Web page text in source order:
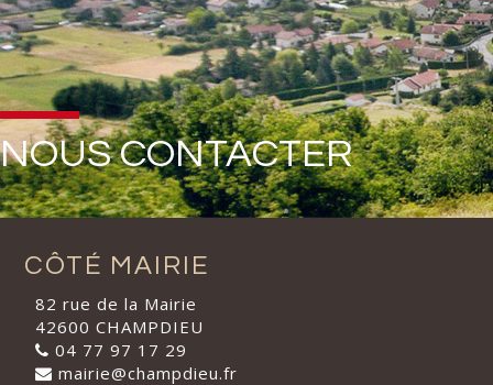
NOUS CONTACTER
CÔTÉ MAIRIE
82 rue de la Mairie
42600 CHAMPDIEU
04 77 97 17 29
mairie@champdieu.fr